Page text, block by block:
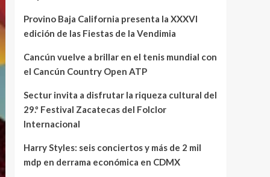
Provino Baja California presenta la XXXVI
edición de las Fiestas de la Vendimia
Cancún vuelve a brillar en el tenis mundial con
el Cancún Country Open ATP
Sectur invita a disfrutar la riqueza cultural del
29.º Festival Zacatecas del Folclor
Internacional
Harry Styles: seis conciertos y más de 2 mil
mdp en derrama económica en CDMX